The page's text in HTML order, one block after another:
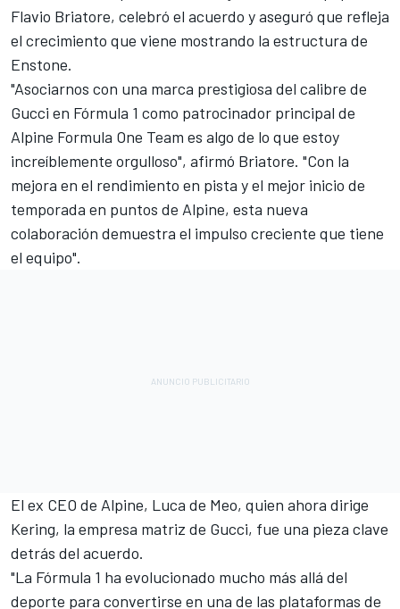
Flavio Briatore, celebró el acuerdo y aseguró que refleja
el crecimiento que viene mostrando la estructura de
Enstone.
"Asociarnos con una marca prestigiosa del calibre de
Gucci en Fórmula 1 como patrocinador principal de
Alpine Formula One Team es algo de lo que estoy
increíblemente orgulloso", afirmó Briatore. "Con la
mejora en el rendimiento en pista y el mejor inicio de
temporada en puntos de Alpine, esta nueva
colaboración demuestra el impulso creciente que tiene
el equipo".
El ex CEO de Alpine, Luca de Meo, quien ahora dirige
Kering, la empresa matriz de Gucci, fue una pieza clave
detrás del acuerdo.
"La Fórmula 1 ha evolucionado mucho más allá del
deporte para convertirse en una de las plataformas de